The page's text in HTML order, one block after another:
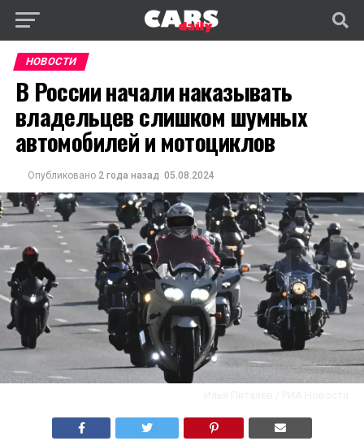
НОВОСТИ
В России начали наказывать
владельцев слишком шумных
автомобилей и мотоциклов
Опубликовано 2 года назад 05.08.2024